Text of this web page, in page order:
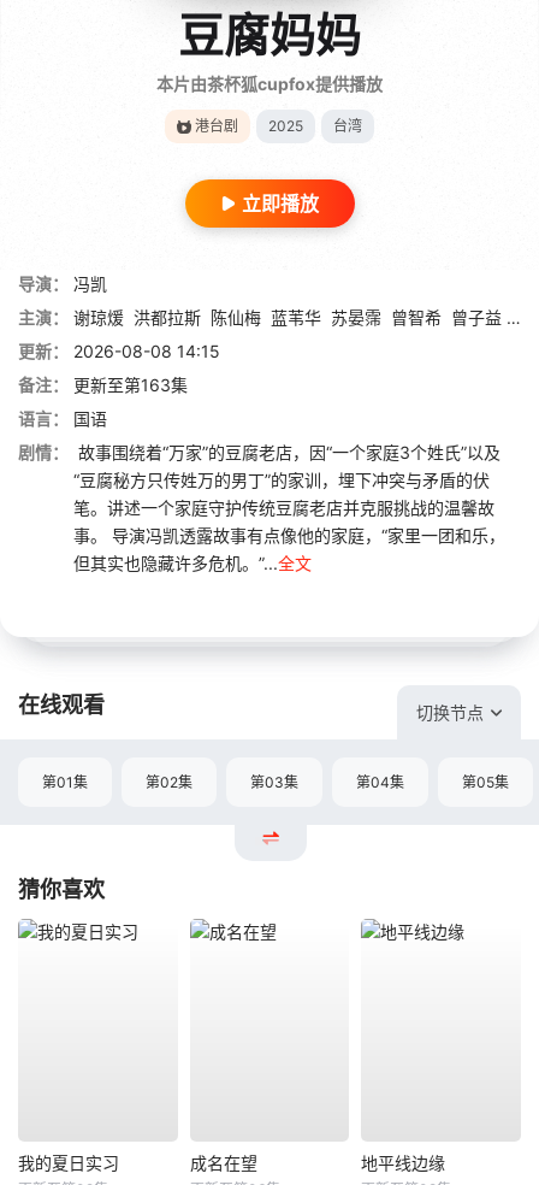
豆腐妈妈
本片由茶杯狐cupfox提供播放
港台剧 2025 台湾
立即播放
导演：
冯凯
主演：
谢琼煖 洪都拉斯 陈仙梅 蓝苇华 苏晏霈 曾智希 曾子益 陈
更新：
2026-08-08 14:15
备注：
更新至第163集
语言：
国语
剧情：
故事围绕着“万家”的豆腐老店，因“一个家庭3个姓氏”以及
“豆腐秘方只传姓万的男丁”的家训，埋下冲突与矛盾的伏
笔。讲述一个家庭守护传统豆腐老店并克服挑战的温馨故
事。 导演冯凯透露故事有点像他的家庭，“家里一团和乐，
但其实也隐藏许多危机。”...全文
在线观看 切换节点
第01集 第02集 第03集 第04集 第05集
猜你喜欢
我的夏日实习 成名在望 地平线边缘